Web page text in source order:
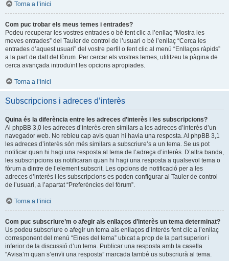
Torna a l’inici
Com puc trobar els meus temes i entrades?
Podeu recuperar les vostres entrades o bé fent clic a l’enllaç “Mostra les
meves entrades” del Tauler de control de l’usuari o bé l’enllaç “Cerca les
entrades d’aquest usuari” del vostre perfil o fent clic al menú “Enllaços ràpids”
a la part de dalt del fòrum. Per cercar els vostres temes, utilitzeu la pàgina de
cerca avançada introduïnt les opcions apropiades.
Torna a l’inici
Subscripcions i adreces d’interès
Quina és la diferència entre les adreces d’interès i les subscripcions?
Al phpBB 3,0 les adreces d’interès eren similars a les adreces d’interès d’un
navegador web. No rebieu cap avís quan hi havia una resposta. Al phpBB 3,1
les adreces d’interès són més similars a subscriure’s a un tema. Se us pot
notificar quan hi hagi una resposta al tema de l’adreça d’interès. D’altra banda,
les subscripcions us notificaran quan hi hagi una resposta a qualsevol tema o
fòrum a dintre de l’element subscrit. Les opcions de notificació per a les
adreces d’interès i les subscripcions es poden configurar al Tauler de control
de l’usuari, a l’apartat “Preferències del fòrum”.
Torna a l’inici
Com puc subscriure’m o afegir als enllaços d’interès un tema determinat?
Us podeu subscriure o afegir un tema als enllaços d’interès fent clic a l’enllaç
corresponent del menú “Eines del tema” ubicat a prop de la part superior i
inferior de la discussió d’un tema. Publicar una resposta amb la casella
“Avisa’m quan s’envïi una resposta” marcada també us subscriurà al tema.